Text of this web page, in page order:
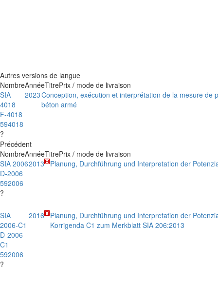
Autres versions de langue
NombreAnnéeTitrePrix / mode de livraison
SIA
4018
F-4018
594018
?
2023Conception, exécution et interprétation de la mesure de
béton armé
Précédent
NombreAnnéeTitrePrix / mode de livraison
SIA 2006
D-2006
592006
?
2013 Planung, Durchführung und Interpretation der
SIA
2006-C1
D-2006-
C1
592006
?
2016
Planung, Durchführung und Interpretation der
Korrigenda C1 zum Merkblatt SIA 206:2013